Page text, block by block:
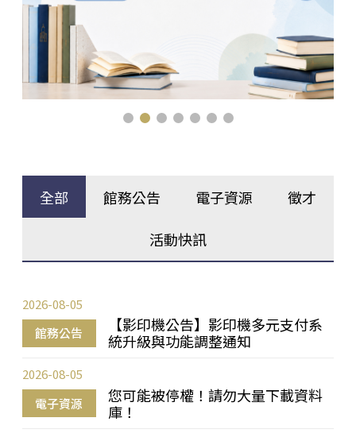
全部 館務公告 電子資源 徵才
活動快訊
館務公告
【影印機公告】影印機多元支付系
統升級與功能調整通知
2026-08-05
電子資源
您可能被停權！請勿大量下載資料
庫！
2026-08-05